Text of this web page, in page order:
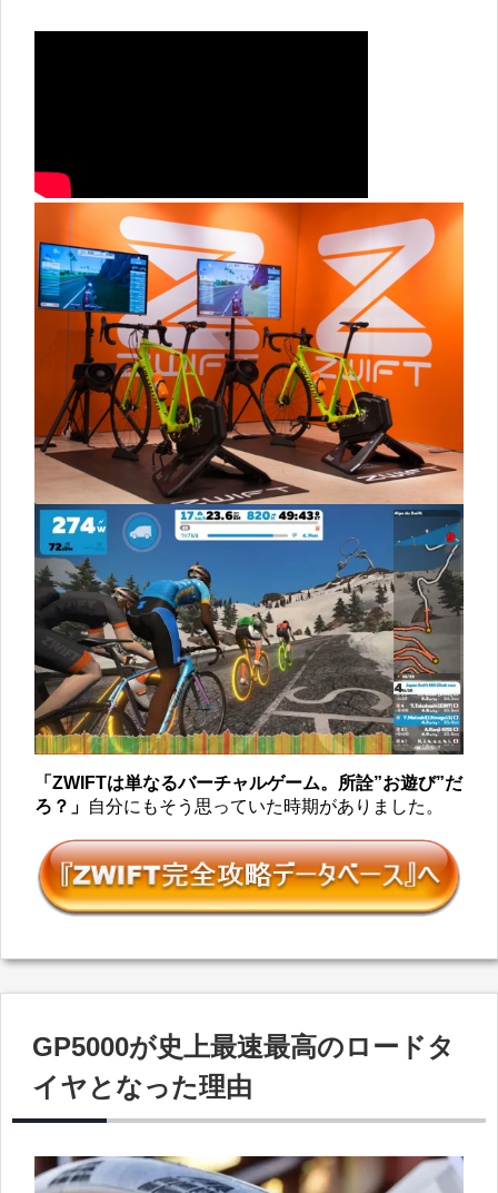
「ZWIFTは単なるバーチャルゲーム。所詮”お遊び”だ
ろ？」 自分にもそう思っていた時期がありました。
GP5000が史上最速最高のロードタ
イヤとなった理由